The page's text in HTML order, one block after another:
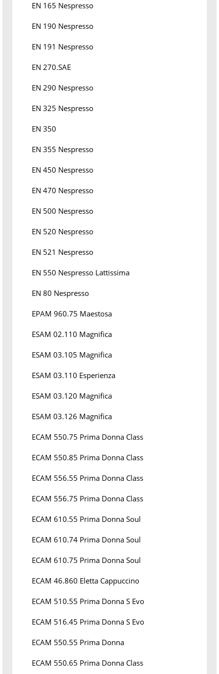
EN 165 Nespresso
EN 190 Nespresso
EN 191 Nespresso
EN 270.SAE
EN 290 Nespresso
EN 325 Nespresso
EN 350
EN 355 Nespresso
EN 450 Nespresso
EN 470 Nespresso
EN 500 Nespresso
EN 520 Nespresso
EN 521 Nespresso
EN 550 Nespresso Lattissima
EN 80 Nespresso
EPAM 960.75 Maestosa
ESAM 02.110 Magnifica
ESAM 03.105 Magnifica
ESAM 03.110 Esperienza
ESAM 03.120 Magnifica
ESAM 03.126 Magnifica
ECAM 550.75 Prima Donna Class
ECAM 550.85 Prima Donna Class
ECAM 556.55 Prima Donna Class
ECAM 556.75 Prima Donna Class
ECAM 610.55 Prima Donna Soul
ECAM 610.74 Prima Donna Soul
ECAM 610.75 Prima Donna Soul
ECAM 46.860 Eletta Cappuccino
ECAM 510.55 Prima Donna S Evo
ECAM 516.45 Prima Donna S Evo
ECAM 550.55 Prima Donna
ECAM 550.65 Prima Donna Class